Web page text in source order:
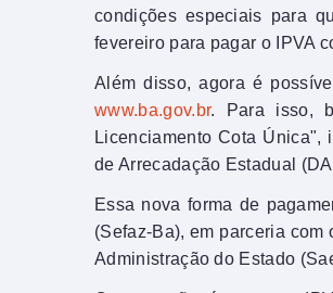
condições especiais para
fevereiro para pagar o IPVA
Além disso, agora é
www.ba.gov.br. Para isso,
Licenciamento Cota
de Arrecadação Estadual
Essa nova forma de
(Sefaz-Ba), em parceria
Administração do Estado